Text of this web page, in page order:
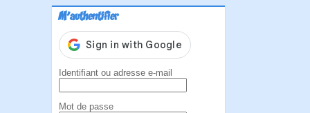
M'authentifier
Identifiant ou adresse e-mail
Mot de passe